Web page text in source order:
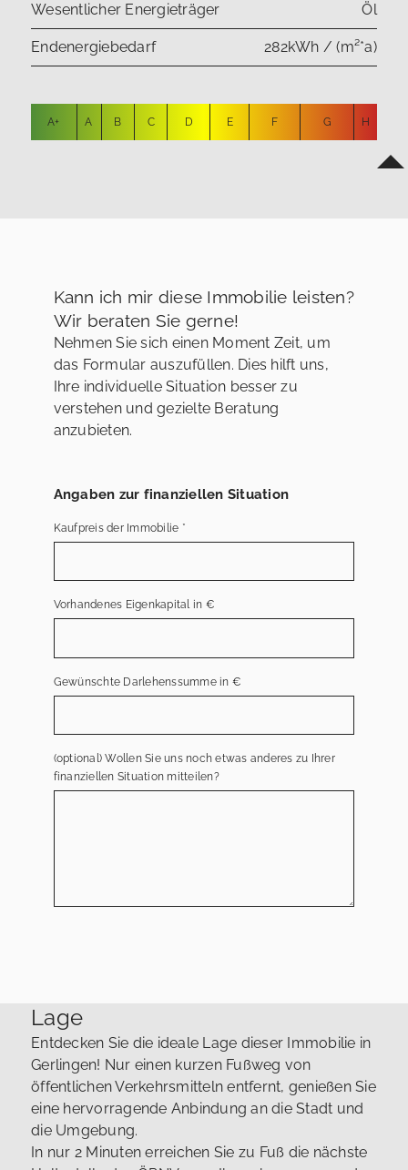
Wesentlicher Energieträger Öl
Endenergiebedarf 282kWh / (m²*a)
A+ A B C D E F G H
Kann ich mir diese Immobilie leisten?
Wir beraten Sie gerne!
Nehmen Sie sich einen Moment Zeit, um
das Formular auszufüllen. Dies hilft uns,
Ihre individuelle Situation besser zu
verstehen und gezielte Beratung
anzubieten.
Angaben zur finanziellen Situation
Kaufpreis der Immobilie *
Vorhandenes Eigenkapital in €
Gewünschte Darlehenssumme in €
(optional) Wollen Sie uns noch etwas anderes zu Ihrer
finanziellen Situation mitteilen?
Lage
Entdecken Sie die ideale Lage dieser Immobilie in
Gerlingen! Nur einen kurzen Fußweg von
öffentlichen Verkehrsmitteln entfernt, genießen Sie
eine hervorragende Anbindung an die Stadt und
die Umgebung.
In nur 2 Minuten erreichen Sie zu Fuß die nächste